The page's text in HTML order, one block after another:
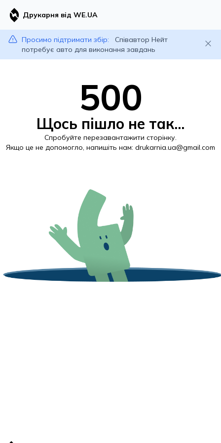
Друкарня від WE.UA
Просимо підтримати збір:
Співавтор Нейт
потребує авто для виконання завдань
500
Щось пішло не так...
Спробуйте перезавантажити сторінку.
Якщо це не допомогло, напишіть нам: drukarnia.ua@gmail.com